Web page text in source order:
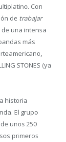
Con
de trabajar
una intensa
más
STONES (ya
historia
El grupo
unos 250
primeros